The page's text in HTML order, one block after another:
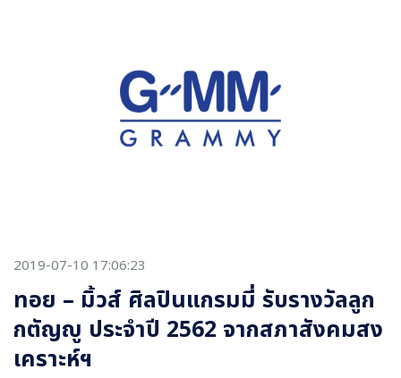
2019-07-10 17:06:23
ทอย – มิ้วส์ ศิลปินแกรมมี่ รับรางวัลลูก
กตัญญู ประจำปี 2562 จากสภาสังคมสง
เคราะห์ฯ